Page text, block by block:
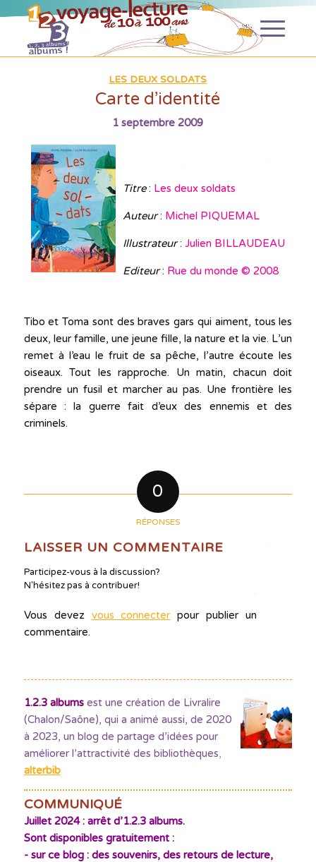
LES DEUX SOLDATS
Carte d’identité
1 septembre 2009
Titre: Les deux soldats
Auteur: Michel PIQUEMAL
Illustrateur: Julien BILLAUDEAU
Editeur: Rue du monde © 2008
Tibo et Toma sont des braves gars qui aiment, tous les
deux, leur famille, une jeune fille, la nature et la vie. L’un
remet à l’eau le fruit de sa pêche, l’autre écoute les
oiseaux. Tout les rapproche. Un matin, chacun doit
prendre un fusil et marcher au pas. Une frontière les
sépare : la guerre fait d’eux des ennemis et des
criminels.
0
RÉPONSES
LAISSER UN COMMENTAIRE
Participez-vous à la discussion?
N'hésitez pas à contribuer!
Vous devez vous connecter pour publier un
commentaire.
1.2.3 albumsest une création de Livralire
(Chalon/Saône), qui a animé aussi, de 2020
à 2023, un blog de partage d’idées pour
améliorer l’attractivité des bibliothèques,
alterbib
COMMUNIQUÉ
Juillet 2024 : arrêt d’1.2.3 albums.
Sont disponibles gratuitement :
- sur ce blog : des souvenirs, des retours de lecture,